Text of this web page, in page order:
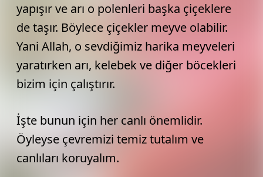
yapışır ve arı o polenleri başka çiçeklere
de taşır. Böylece çiçekler meyve olabilir.
Yani Allah, o sevdiğimiz harika meyveleri
yaratırken arı, kelebek ve diğer böcekleri
bizim için çalıştırır.
İşte bunun için her canlı önemlidir.
Öyleyse çevremizi temiz tutalım ve
canlıları koruyalım.